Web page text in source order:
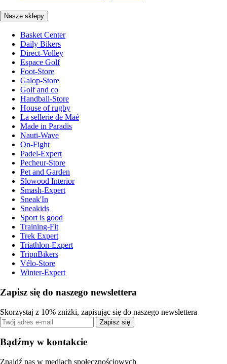
Nasze sklepy
Basket Center
Daily Bikers
Direct-Volley
Espace Golf
Foot-Store
Galop-Store
Golf and co
Handball-Store
House of rugby
La sellerie de Maé
Made in Paradis
Nauti-Wave
On-Fight
Padel-Expert
Pecheur-Store
Pet and Garden
Slowood Interior
Smash-Expert
Sneak'In
Sneakids
Sport is good
Training-Fit
Trek Expert
Triathlon-Expert
TripnBikers
Vélo-Store
Winter-Expert
Zapisz się do naszego newslettera
Skorzystaj z 10% zniżki, zapisując się do naszego newslettera
Zapisz się
Bądźmy w kontakcie
Znajdź nas w mediach społecznościowych